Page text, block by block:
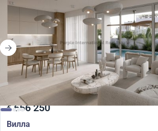
€656 250
Вилла